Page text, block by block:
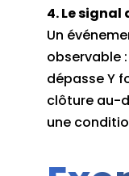
4. Le
Un
observable
dépasse Y
clôture au-
une